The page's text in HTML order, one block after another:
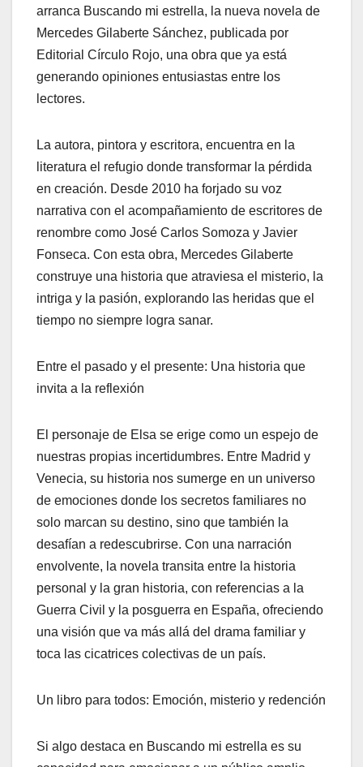
arranca Buscando mi estrella, la nueva novela de
Mercedes Gilaberte Sánchez, publicada por
Editorial Círculo Rojo, una obra que ya está
generando opiniones entusiastas entre los
lectores.
La autora, pintora y escritora, encuentra en la
literatura el refugio donde transformar la pérdida
en creación. Desde 2010 ha forjado su voz
narrativa con el acompañamiento de escritores de
renombre como José Carlos Somoza y Javier
Fonseca. Con esta obra, Mercedes Gilaberte
construye una historia que atraviesa el misterio, la
intriga y la pasión, explorando las heridas que el
tiempo no siempre logra sanar.
Entre el pasado y el presente: Una historia que
invita a la reflexión
El personaje de Elsa se erige como un espejo de
nuestras propias incertidumbres. Entre Madrid y
Venecia, su historia nos sumerge en un universo
de emociones donde los secretos familiares no
solo marcan su destino, sino que también la
desafían a redescubrirse. Con una narración
envolvente, la novela transita entre la historia
personal y la gran historia, con referencias a la
Guerra Civil y la posguerra en España, ofreciendo
una visión que va más allá del drama familiar y
toca las cicatrices colectivas de un país.
Un libro para todos: Emoción, misterio y redención
Si algo destaca en Buscando mi estrella es su